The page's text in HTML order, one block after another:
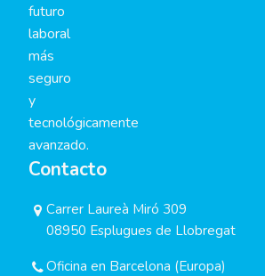
futuro
laboral
más
seguro
y
tecnológicamente
avanzado.
Contacto
Carrer Laureà Miró 309
08950 Esplugues de Llobregat
Oficina en Barcelona (Europa)